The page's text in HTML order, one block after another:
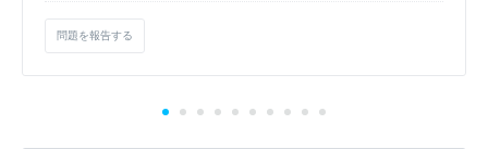
問題を報告する